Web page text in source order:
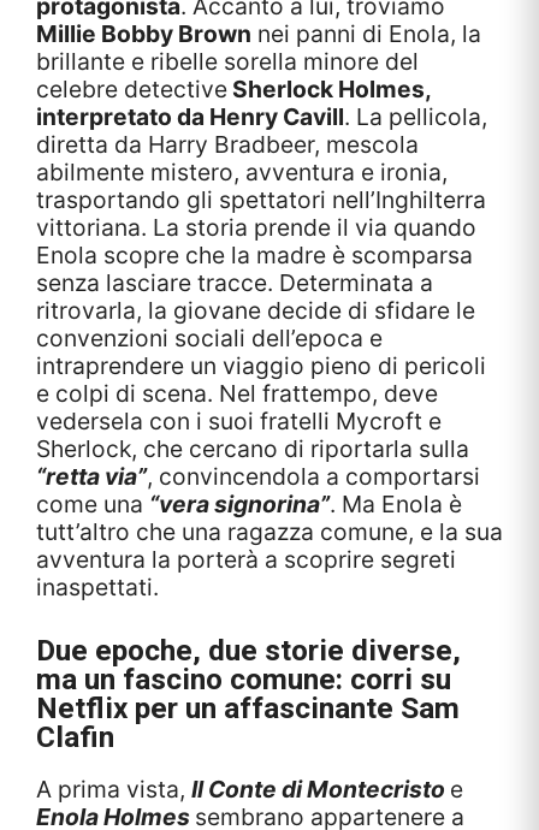
protagonista. Accanto a lui, troviamo
Millie Bobby Brown nei panni di Enola, la
brillante e ribelle sorella minore del
celebre detective Sherlock Holmes,
interpretato da Henry Cavill. La pellicola,
diretta da Harry Bradbeer, mescola
abilmente mistero, avventura e ironia,
trasportando gli spettatori nell’Inghilterra
vittoriana. La storia prende il via quando
Enola scopre che la madre è scomparsa
senza lasciare tracce. Determinata a
ritrovarla, la giovane decide di sfidare le
convenzioni sociali dell’epoca e
intraprendere un viaggio pieno di pericoli
e colpi di scena. Nel frattempo, deve
vedersela con i suoi fratelli Mycroft e
Sherlock, che cercano di riportarla sulla
“retta via”, convincendola a comportarsi
come una “vera signorina”. Ma Enola è
tutt’altro che una ragazza comune, e la sua
avventura la porterà a scoprire segreti
inaspettati.
Due epoche, due storie diverse,
ma un fascino comune: corri su
Netflix per un affascinante Sam
Clafin
A prima vista, Il Conte di Montecristo e
Enola Holmes sembrano appartenere a